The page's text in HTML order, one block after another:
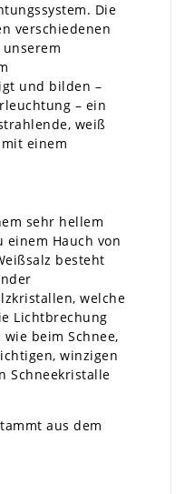
Die
verschiedenen
und bilden –
– ein
weiß
einem
sehr hellem
Hauch von
besteht
welche
Lichtbrechung
beim Schnee,
winzigen
Schneekristalle
aus dem